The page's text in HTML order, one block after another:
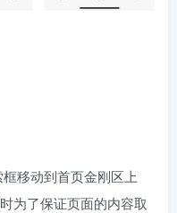
移动到首页金刚区上
为了保证页面的内容取